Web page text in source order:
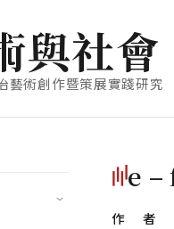
與社會
藝術創作暨策展實踐研究
e –
作者